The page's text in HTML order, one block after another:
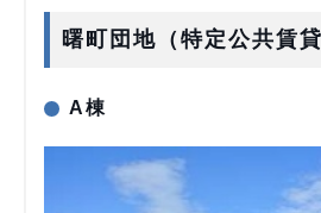
曙町団地（特定公共賃貸
A棟